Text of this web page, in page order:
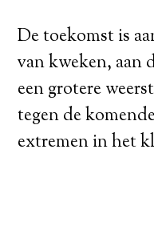
De toekomst is
van kweken, aan
een grotere
tegen de
extremen in het